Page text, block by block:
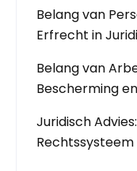
Belang van
Erfrecht in
Belang van
Bescherming
Juridisch
Rechtssysteem